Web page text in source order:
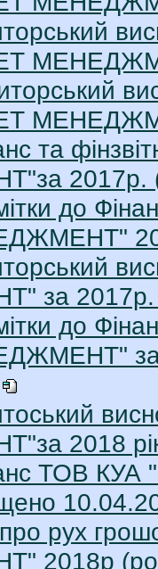
та
2017р.
до
за 2017р.
до
за
2018
ТОВ
про рух
2018р